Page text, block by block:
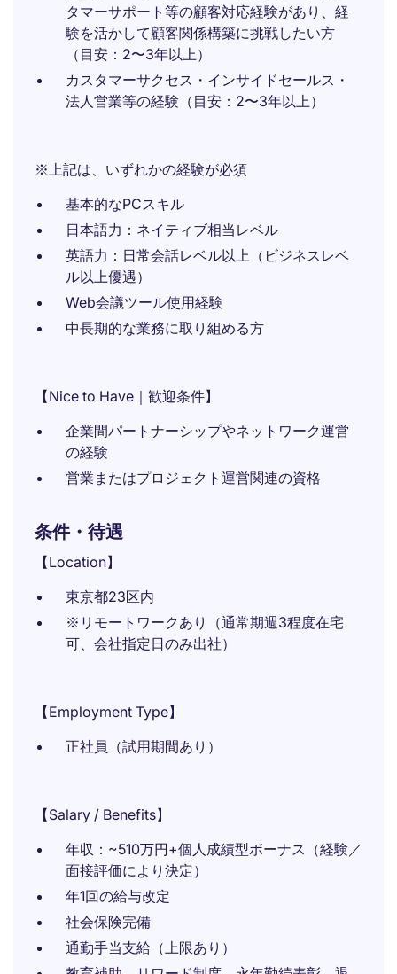
タマーサポート等の顧客対応経験があり、経
験を活かして顧客関係構築に挑戦したい方
（目安：2〜3年以上）
カスタマーサクセス・インサイドセールス・
法人営業等の経験（目安：2〜3年以上）
※上記は、いずれかの経験が必須
基本的なPCスキル
日本語力：ネイティブ相当レベル
英語力：日常会話レベル以上（ビジネスレベ
ル以上優遇）
Web会議ツール使用経験
中長期的な業務に取り組める方
【Nice to Have｜歓迎条件】
企業間パートナーシップやネットワーク運営
の経験
営業またはプロジェクト運営関連の資格
条件・待遇
【Location】
東京都23区内
※リモートワークあり（通常期週3程度在宅
可、会社指定日のみ出社）
【Employment Type】
正社員（試用期間あり）
【Salary / Benefits】
年収：~510万円+個人成績型ボーナス（経験／
面接評価により決定）
年1回の給与改定
社会保険完備
通勤手当支給（上限あり）